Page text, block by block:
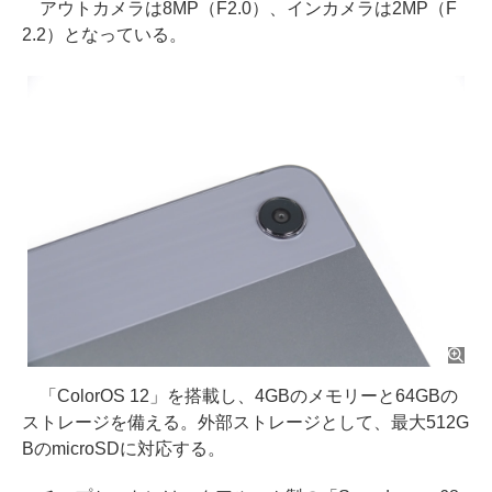
アウトカメラは8MP（F2.0）、インカメラは2MP（F
2.2）となっている。
「ColorOS 12」を搭載し、4GBのメモリーと64GBの
ストレージを備える。外部ストレージとして、最大512G
BのmicroSDに対応する。